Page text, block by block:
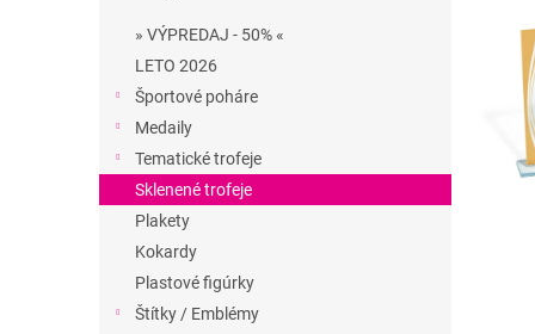
» VÝPREDAJ - 50% «
LETO 2026
Športové poháre
Medaily
Tematické trofeje
Sklenené trofeje
Plakety
Kokardy
Plastové figúrky
Štítky / Emblémy